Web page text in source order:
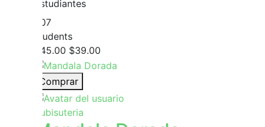
Estudiantes
207
students
$45.00 $39.00
Comprar
Yubisuteria